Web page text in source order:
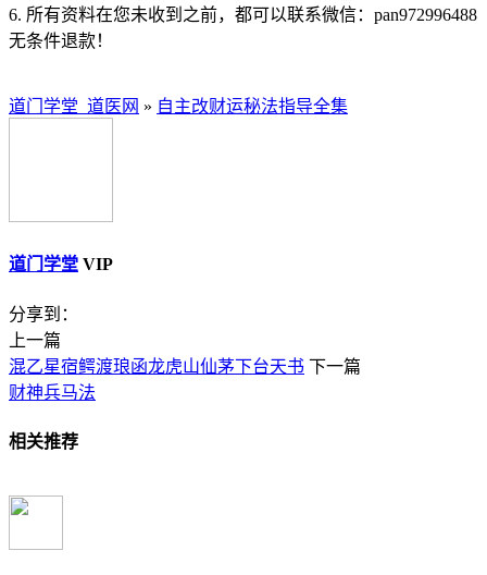
6. 所有资料在您未收到之前，都可以联系微信：pan972996488
无条件退款！
道门学堂_道医网 » 自主改财运秘法指导全集
道门学堂 VIP
分享到：
上一篇
混乙星宿鳄渡琅函龙虎山仙茅下台天书 下一篇
财神兵马法
相关推荐